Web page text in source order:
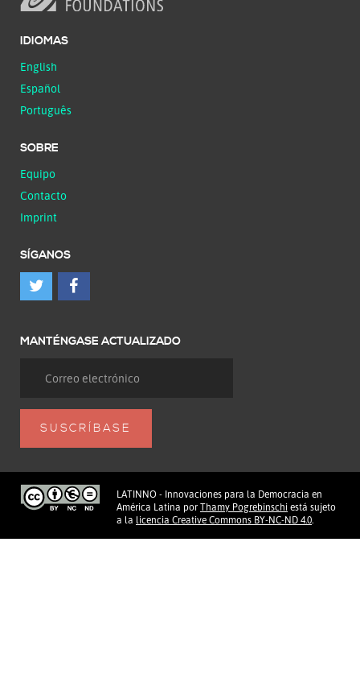
IDIOMAS
English
Español
Português
SOBRE
Equipo
Contacto
Imprint
SÍGANOS
MANTÉNGASE ACTUALIZADO
LATINNO - Innovaciones para la Democracia en
América Latina por Thamy Pogrebinschi está sujeto
a la licencia Creative Commons BY-NC-ND 4.0.